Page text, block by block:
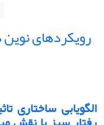
رویکردهای نوین
الگویابی ساختاری